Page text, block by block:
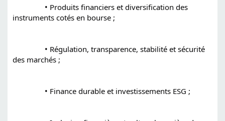
instruments cotés en bourse ;
des marchés ;
		• Finance durable et investissements ESG ;